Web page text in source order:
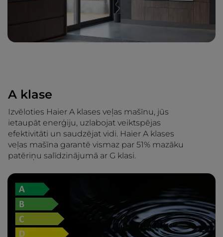
A klase
Izvēloties Haier A klases veļas mašīnu, jūs
ietaupāt enerģiju, uzlabojat veiktspējas
efektivitāti un saudzējat vidi. Haier A klases
veļas mašīna garantē vismaz par 51% mazāku
patēriņu salīdzinājumā ar G klasi.